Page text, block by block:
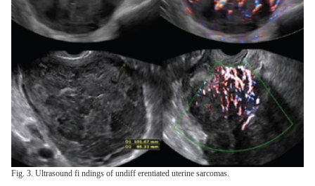
Fig. 3. Ultrasound fi ndings of undiff erentiated uterine sarcomas.